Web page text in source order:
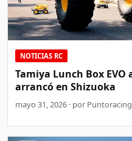
NOTICIAS RC
Tamiya Lunch Box EVO
arrancó en Shizuoka
mayo 31, 2026 · por Puntoracing